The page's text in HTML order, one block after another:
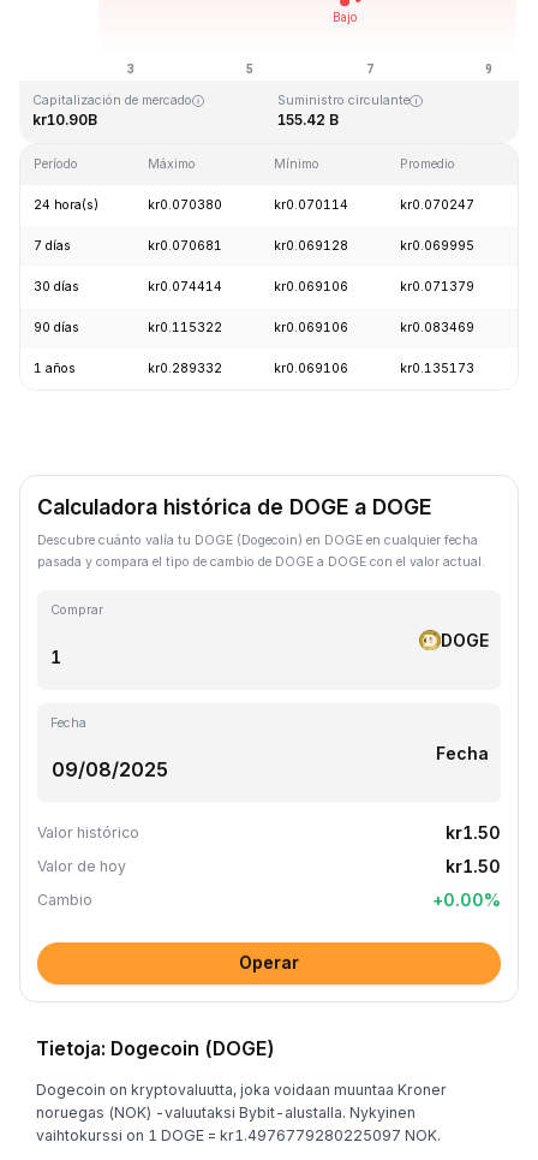
Capitalización de mercado
kr10.90B
Suministro circulante
155.42 B
Período Máximo Mínimo Promedio
24 hora(s) kr0.070380 kr0.070114 kr0.070247
7 días kr0.070681 kr0.069128 kr0.069995
30 días kr0.074414 kr0.069106 kr0.071379
90 días kr0.115322 kr0.069106 kr0.083469
1 años kr0.289332 kr0.069106 kr0.135173
Calculadora histórica de DOGE a DOGE
Descubre cuánto valía tu DOGE (Dogecoin) en DOGE en cualquier fecha
pasada y compara el tipo de cambio de DOGE a DOGE con el valor actual.
Comprar
DOGE
Fecha
Fecha
Valor histórico kr1.50
Valor de hoy kr1.50
Cambio +0.00%
Operar
Tietoja: Dogecoin (DOGE)
Dogecoin on kryptovaluutta, joka voidaan muuntaa Kroner
noruegas (NOK) -valuutaksi Bybit-alustalla. Nykyinen
vaihtokurssi on 1 DOGE = kr1.4976779280225097 NOK.